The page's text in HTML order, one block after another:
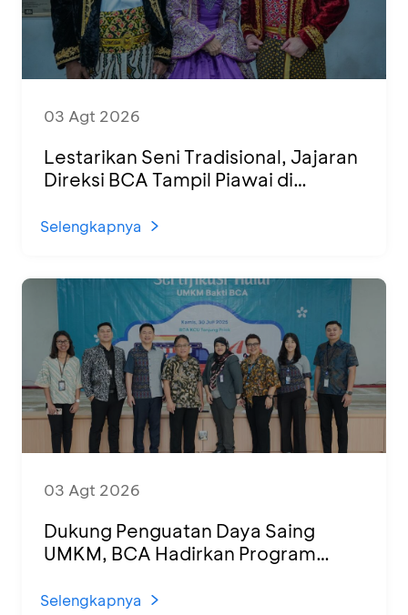
03 Agt 2026
Lestarikan Seni Tradisional, Jajaran
Direksi BCA Tampil Piawai di
Selengkapnya
03 Agt 2026
Dukung Penguatan Daya Saing
UMKM, BCA Hadirkan Program
di KCU Tanjung Priok
Selengkapnya